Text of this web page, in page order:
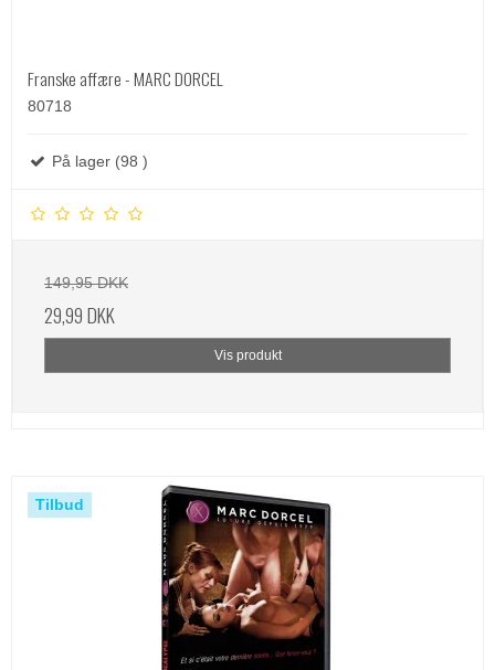
Franske affære - MARC DORCEL
80718
På lager (98 )
149,95 DKK
29,99 DKK
Vis produkt
Tilbud